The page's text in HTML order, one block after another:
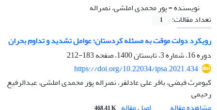
نویسنده =پور محمدی املشی، نصراله
تعداد مقالات:
1
رویکرد دولت موقت به مسئله کردستان؛ عوامل تشدید و تداوم بحران
دوره 16، شماره 3، تابستان 1400، صفحه
183-212
https://doi.org/10.22034/ipsa.2021.434
کیومرث فیضی، باقر علی عادلفر، نصراله پور محمدی املشی، عبدالرفیع
رحیمی